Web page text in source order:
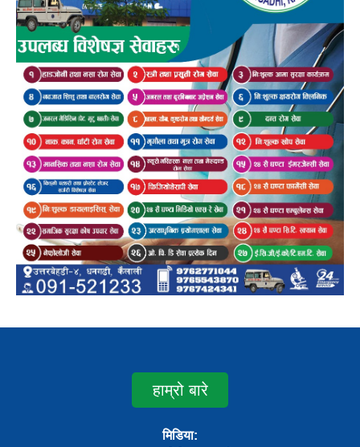
हाम्रो बारे
मिडिया: